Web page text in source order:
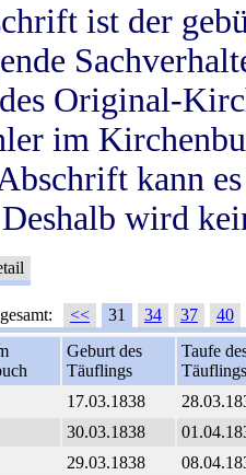
ist der
Original-
im
kann
wird
<< 31 34 37
40
Geburt des
Täuflings
Taufe
Täuflings
17.03.1838
30.03.1838
29.03.1838